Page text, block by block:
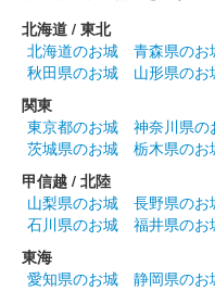
販売終了
鶴ヶ城 御城印
販売終了
鶴ヶ城 御城印
販売終了
北海道 / 東北
北海道のお城
青森県のお
秋田県のお城
山形県のお
関東
東京都のお城
神奈川県の
茨城県のお城
栃木県のお
甲信越 / 北陸
山梨県のお城
長野県のお
石川県のお城
福井県のお
東海
愛知県のお城
静岡県のお